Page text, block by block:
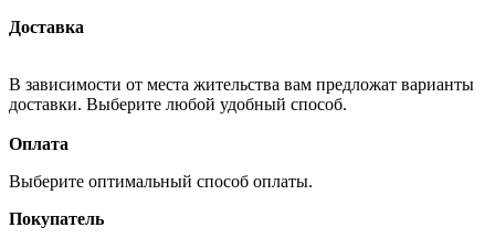
Доставка
В зависимости от места жительства вам предложат варианты
доставки. Выберите любой удобный способ.
Оплата
Выберите оптимальный способ оплаты.
Покупатель